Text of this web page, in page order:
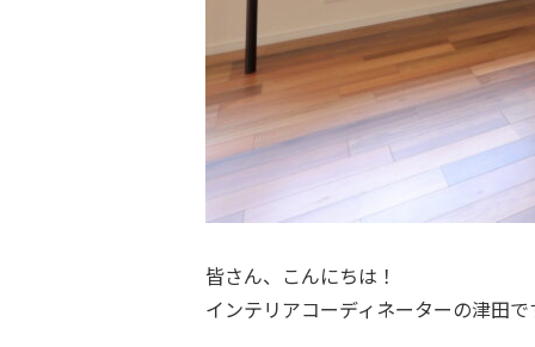
皆さん、こんにちは！
インテリアコーディネーターの津田